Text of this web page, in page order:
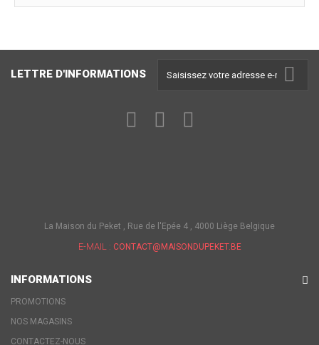
LETTRE D'INFORMATIONS
La Maison du Peket , Rue de l'Epée 4 , 4000 Liège Belgique
E-MAIL : CONTACT@MAISONDUPEKET.BE
INFORMATIONS
PROMOTIONS
NOS MAGASINS
CONTACTEZ-NOUS